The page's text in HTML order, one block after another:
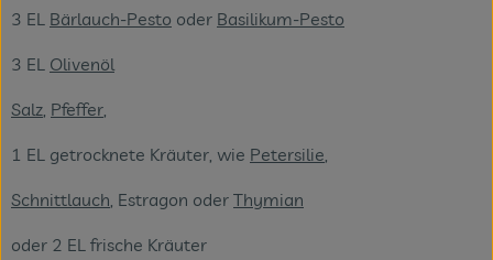
3 EL Bärlauch-Pesto oder Basilikum-Pesto
3 EL Olivenöl
Salz Pfeffer
1 EL getrocknete Kräuter, wie Petersilie
Schnittlauch , Estragon oder Thymian
oder 2 EL frische Kräuter